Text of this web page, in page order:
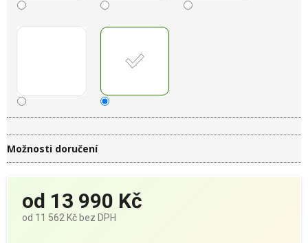
Možnosti doručení
od 13 990 Kč
od 11 562 Kčbez DPH